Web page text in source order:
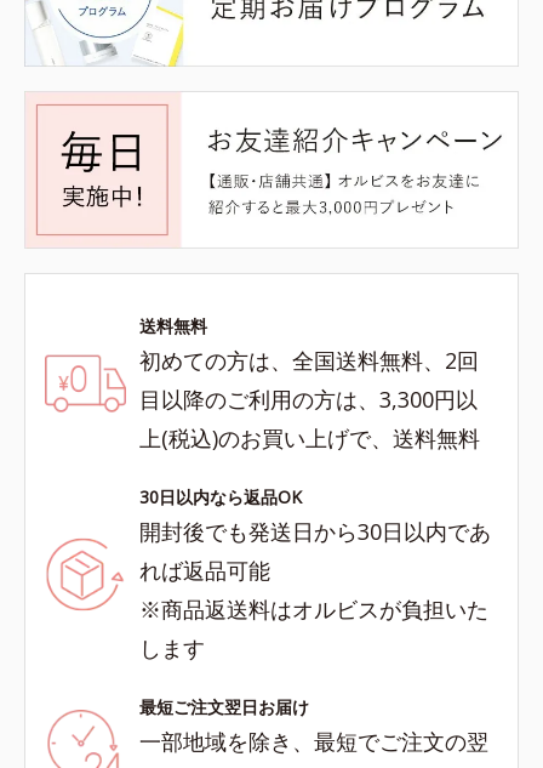
送料無料
初めての方は、全国送料無料、2回
目以降のご利用の方は、3,300円以
上(税込)のお買い上げで、送料無料
30日以内なら返品OK
開封後でも発送日から30日以内であ
れば返品可能
※商品返送料はオルビスが負担いた
します
最短ご注文翌日お届け
一部地域を除き、最短でご注文の翌